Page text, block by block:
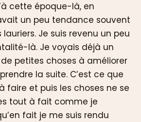
cette époque-là, en
un peu tendance souvent
Je suis revenu un peu
là. Je voyais déjà un
petites choses à améliorer
la suite. C’est ce que
faire et puis les choses ne se
tout à fait comme je
fait je me suis rendu